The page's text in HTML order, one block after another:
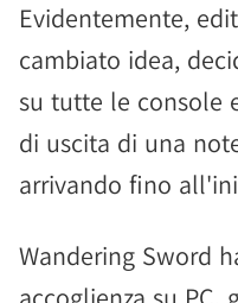
Evidentemente,
cambiato idea,
su tutte le console
di uscita di una
arrivando fino
Wandering Sword